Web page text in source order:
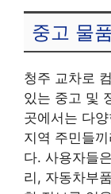
중고 물
청주 교차로
있는 중고 및
곳에서는 다
지역 주민들
다. 사용자들
리, 자동차부